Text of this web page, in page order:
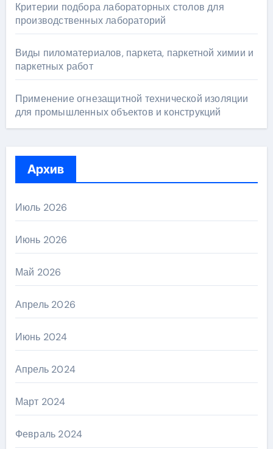
Критерии подбора лабораторных столов для
производственных лабораторий
Виды пиломатериалов, паркета, паркетной химии и
паркетных работ
Применение огнезащитной технической изоляции
для промышленных объектов и конструкций
Архив
Июль 2026
Июнь 2026
Май 2026
Апрель 2026
Июнь 2024
Апрель 2024
Март 2024
Февраль 2024